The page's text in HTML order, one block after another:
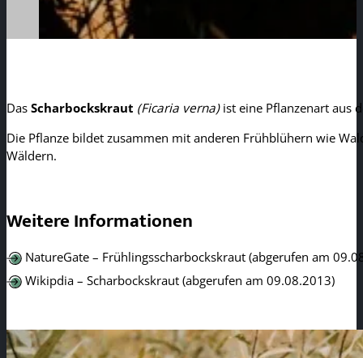
Das Scharbockskraut (Ficaria verna)ist eine Pflanzenart aus
Die Pflanze bildet zusammen mit anderen Frühblühern wie
Wäldern.
Weitere Informationen
NatureGate – Frühlingsscharbockskraut (abgerufen am
Wikipdia – Scharbockskraut (abgerufen am 09.08.2013)